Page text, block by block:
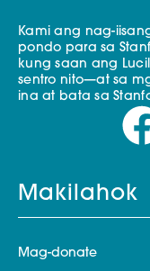
Kami ang nag-
pondo para sa
kung saan ang
sentro nito—at sa
ina at bata sa
Makilahok
Mag-donate